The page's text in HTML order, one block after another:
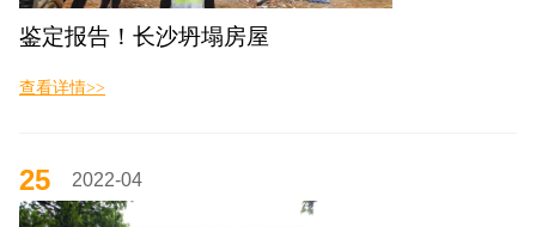
鉴定报告！长沙坍塌房屋
查看详情>>
25 2022-04